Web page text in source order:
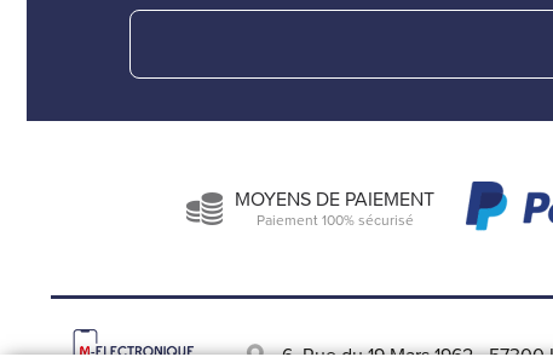
MOYENS DE PAIEMENT
Paiement 100% sécurisé